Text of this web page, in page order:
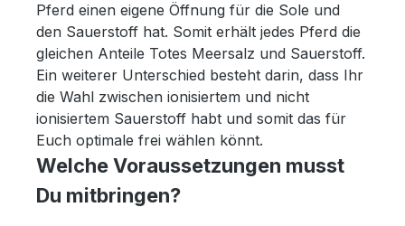
Pferd einen eigene Öffnung für die Sole und
den Sauerstoff hat. Somit erhält jedes Pferd die
gleichen Anteile Totes Meersalz und Sauerstoff.
Ein weiterer Unterschied besteht darin, dass Ihr
die Wahl zwischen ionisiertem und nicht
ionisiertem Sauerstoff habt und somit das für
Euch optimale frei wählen könnt.
Welche Voraussetzungen musst
Du mitbringen?